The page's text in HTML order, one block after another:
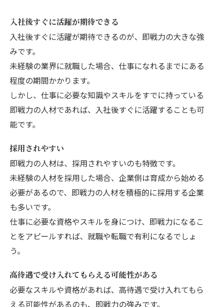
入社後すぐに活躍が期待できる
入社後すぐに活躍が期待できるのが、即戦力の大きな強
みです。
未経験の業界に就職した場合、仕事になれるまでにある
程度の期間かかります。
しかし、仕事に必要な知識やスキルをすでに持っている
即戦力の人材であれば、入社後すぐに活躍することも可
能です。
採用されやすい
即戦力の人材は、採用されやすいのも特徴です。
未経験の人材を採用した場合、企業側は育成から始める
必要があるので、即戦力の人材を積極的に採用する企業
も多いです。
仕事に必要な資格やスキルを身につけ、即戦力になるこ
とをアピールすれば、就職や転職で有利になるでしょ
う。
高待遇で受け入れてもらえる可能性がある
必要なスキルや資格があれば、高待遇で受け入れてもら
える可能性があるのも、即戦力の強みです。